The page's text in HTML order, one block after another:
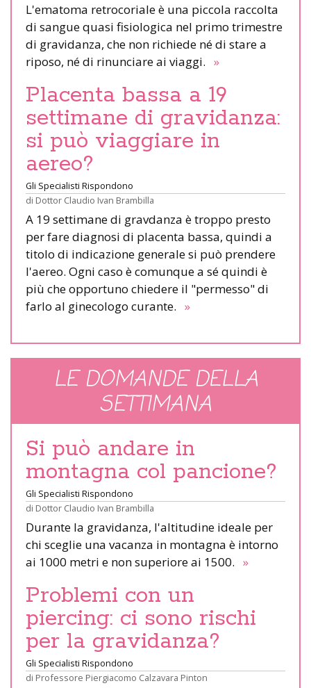
L'ematoma retrocoriale è una piccola raccolta
di sangue quasi fisiologica nel primo trimestre
di gravidanza, che non richiede né di stare a
riposo, né di rinunciare ai viaggi. »
Placenta bassa a 19
settimane di gravidanza:
si può viaggiare in
aereo?
Gli Specialisti Rispondono
di Dottor Claudio Ivan Brambilla
A 19 settimane di gravdanza è troppo presto
per fare diagnosi di placenta bassa, quindi a
titolo di indicazione generale si può prendere
l'aereo. Ogni caso è comunque a sé quindi è
più che opportuno chiedere il "permesso" di
farlo al ginecologo curante. »
LE DOMANDE DELLA
SETTIMANA
Si può andare in
montagna col pancione?
Gli Specialisti Rispondono
di Dottor Claudio Ivan Brambilla
Durante la gravidanza, l'altitudine ideale per
chi sceglie una vacanza in montagna è intorno
ai 1000 metri e non superiore ai 1500. »
Problemi con un
piercing: ci sono rischi
per la gravidanza?
Gli Specialisti Rispondono
di Professore Piergiacomo Calzavara Pinton